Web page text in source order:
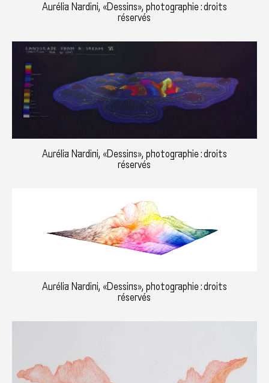
Aurélia Nardini, «Dessins», photographie : droits
réservés
Aurélia Nardini, «Dessins», photographie : droits
réservés
Aurélia Nardini, «Dessins», photographie : droits
réservés